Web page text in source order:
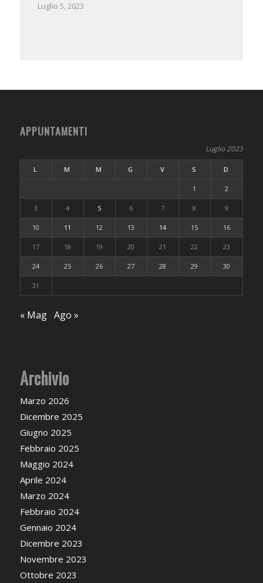
Luglio 5, 2023
APPUNTAMENTI
Luglio 2023
L M M G V S D
1 2
3 4 5 6 7 8 9
10 11 12 13 14 15 16
17 18 19 20 21 22 23
24 25 26 27 28 29 30
31
« Mag Ago »
Archivio
Marzo 2026
Dicembre 2025
Giugno 2025
Febbraio 2025
Maggio 2024
Aprile 2024
Marzo 2024
Febbraio 2024
Gennaio 2024
Dicembre 2023
Novembre 2023
Ottobre 2023